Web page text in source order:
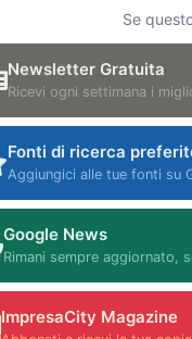
Se
Newsletter Gratuita
Ricevi ogni settimana i
Fonti di ricerca
Aggiungici alle tue fonti su
Google News
Rimani sempre aggiornato,
ImpresaCity Magazine